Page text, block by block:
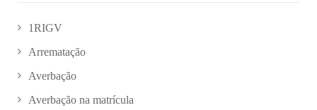
1RIGV
Arrematação
Averbação
Averbação na matrícula